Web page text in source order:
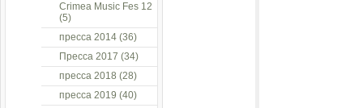
Crimea Music Fes 12
(5)
пресса 2014 (36)
Пресса 2017 (34)
пресса 2018 (28)
пресса 2019 (40)